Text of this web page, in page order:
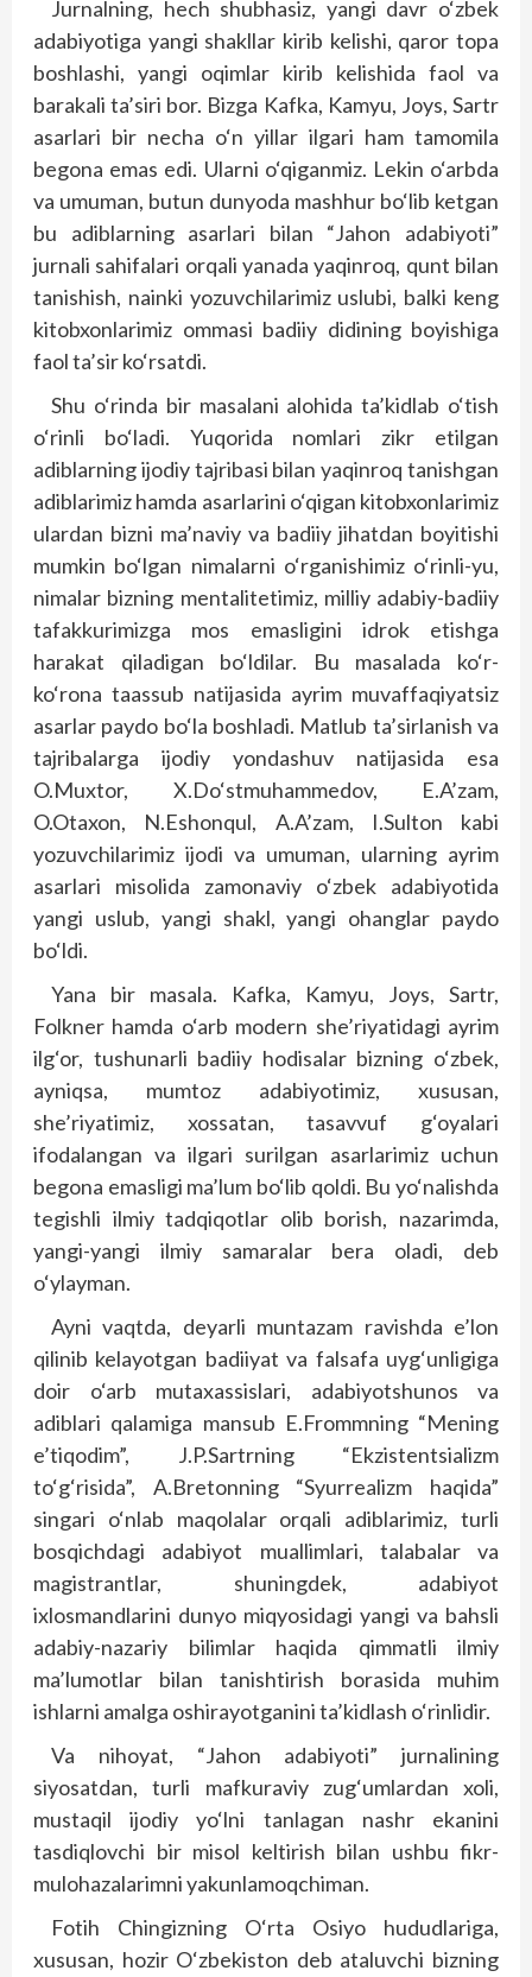
Jurnalning, hech shubhasiz, yangi davr o‘zbek
adabiyotiga yangi shakllar kirib kelishi, qaror topa
boshlashi, yangi oqimlar kirib kelishida faol va
barakali ta’siri bor. Bizga Kafka, Kamyu, Joys, Sartr
asarlari bir necha o‘n yillar ilgari ham tamomila
begona emas edi. Ularni o‘qiganmiz. Lekin o‘arbda
va umuman, butun dunyoda mashhur bo‘lib ketgan
bu adiblarning asarlari bilan “Jahon adabiyoti”
jurnali sahifalari orqali yanada yaqinroq, qunt bilan
tanishish, nainki yozuvchilarimiz uslubi, balki keng
kitobxonlarimiz ommasi badiiy didining boyishiga
faol ta’sir ko‘rsatdi.
Shu o‘rinda bir masalani alohida ta’kidlab o‘tish
o‘rinli bo‘ladi. Yuqorida nomlari zikr etilgan
adiblarning ijodiy tajribasi bilan yaqinroq tanishgan
adiblarimiz hamda asarlarini o‘qigan kitobxonlarimiz
ulardan bizni ma’naviy va badiiy jihatdan boyitishi
mumkin bo‘lgan nimalarni o‘rganishimiz o‘rinli-yu,
nimalar bizning mentalitetimiz, milliy adabiy-badiiy
tafakkurimizga mos emasligini idrok etishga
harakat qiladigan bo‘ldilar. Bu masalada ko‘r-
ko‘rona taassub natijasida ayrim muvaffaqiyatsiz
asarlar paydo bo‘la boshladi. Matlub ta’sirlanish va
tajribalarga ijodiy yondashuv natijasida esa
O.Muxtor, X.Do‘stmuhammedov, E.A’zam,
O.Otaxon, N.Eshonqul, A.A’zam, I.Sulton kabi
yozuvchilarimiz ijodi va umuman, ularning ayrim
asarlari misolida zamonaviy o‘zbek adabiyotida
yangi uslub, yangi shakl, yangi ohanglar paydo
bo‘ldi.
Yana bir masala. Kafka, Kamyu, Joys, Sartr,
Folkner hamda o‘arb modern she’riyatidagi ayrim
ilg‘or, tushunarli badiiy hodisalar bizning o‘zbek,
ayniqsa, mumtoz adabiyotimiz, xususan,
she’riyatimiz, xossatan, tasavvuf g‘oyalari
ifodalangan va ilgari surilgan asarlarimiz uchun
begona emasligi ma’lum bo‘lib qoldi. Bu yo‘nalishda
tegishli ilmiy tadqiqotlar olib borish, nazarimda,
yangi-yangi ilmiy samaralar bera oladi, deb
o‘ylayman.
Ayni vaqtda, deyarli muntazam ravishda e’lon
qilinib kelayotgan badiiyat va falsafa uyg‘unligiga
doir o‘arb mutaxassislari, adabiyotshunos va
adiblari qalamiga mansub E.Frommning “Mening
e’tiqodim”, J.P.Sartrning “Ekzistentsializm
to‘g‘risida”, A.Bretonning “Syurrealizm haqida”
singari o‘nlab maqolalar orqali adiblarimiz, turli
bosqichdagi adabiyot muallimlari, talabalar va
magistrantlar, shuningdek, adabiyot
ixlosmandlarini dunyo miqyosidagi yangi va bahsli
adabiy-nazariy bilimlar haqida qimmatli ilmiy
ma’lumotlar bilan tanishtirish borasida muhim
ishlarni amalga oshirayotganini ta’kidlash o‘rinlidir.
Va nihoyat, “Jahon adabiyoti” jurnalining
siyosatdan, turli mafkuraviy zug‘umlardan xoli,
mustaqil ijodiy yo‘lni tanlagan nashr ekanini
tasdiqlovchi bir misol keltirish bilan ushbu fikr-
mulohazalarimni yakunlamoqchiman.
Fotih Chingizning O‘rta Osiyo hududlariga,
xususan, hozir O‘zbekiston deb ataluvchi bizning